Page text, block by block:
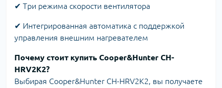
✔ Три режима скорости вентилятора
✔ Интегрированная автоматика с поддержкой
управления внешним нагревателем
Почему стоит купить Cooper&Hunter CH-
HRV2K2?
Выбирая Cooper&Hunter CH-HRV2K2, вы получаете